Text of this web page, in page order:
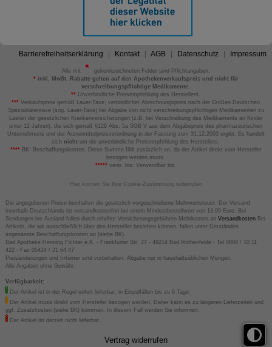
Barrierefreiheitserklärung Kontakt AGB Datenschutz Impressum
Alle mit
gekennzeichneten Felder sind Pflichtangaben.
*inkl. MwSt. Rabatte gelten auf den Apothekenverkaufspreis und nicht für
verschreibungspflichtige Medikamente.
** Unverbindliche Preisempfehlung des Herstellers.
*** Verkaufspreis gemäß Lauer-Taxe; verbindlicher Abrechnungspreis nach der Großen Deutschen
Spezialitätentaxe (sog. Lauer-Taxe) bei Abgabe von nicht verschreibungspflichtigen Medikamenten zu
Lasten der gesetzlichen Krankenversicherungen (z.B. bei Verschreibung des Medikaments an Kinder
unter 12 Jahren), die sich gemäß §129 Abs. 5a SGB V aus dem Abgabepreis des pharmazeutischen
Unternehmens und der Arzneimittelpreisverordnung in der Fassung zum 31.12.2003 ergibt. Es handelt
sich nicht um die unverbindliche Preisempfehlung des Herstellers.
****BK: Beschaffungskosten. Diese Summe fällt zusätzlich an, da der Artikel direkt vom Hersteller
bezogen werden muss.
*****verw. bis: Verwendbar bis.
Hier können Sie Ihre Cookie-Zustimmung widerrufen
Die angegebenen Preise beinhalten die gesetzlich vorgeschriebene Mehrwertsteuer. Der Versand
innerhalb Deutschlands ist versandkostenfrei bei einem Mindestbestellwert von 13,99 Euro. Bei
Sendungen ins Ausland fallen durch erhöhte Versicherungsgebühren Mehrkosten an VersandkostenBei
Artikeln, die wir ausschließlich über den Hersteller beziehen können, fallen unter Umständen
sogenannte Beschaffungskosten an (siehe BK).
Bad Apotheke Henning Fichter e.K. - Frankfurter Str. 27 - 49214 Bad Rothenfelde - Tel 0800 / 10 11
422 - Fax 05424 / 21 64 47
Preisänderungen und Irrtümer sind vorbehalten. Abgabe nur in haushaltsüblichen Mengen.
Alle Angaben ohne Gewähr.
Verfügbarkeit:
Der Artikel ist in der Regel sofort lieferbar, in Einzelfällen bis zu 6 Tage.
Der Artikel muss direkt vom Hersteller bezogen werden. Daher kann es zu längeren Lieferzeiten und
ggf. Zusatzkosten (siehe BK) kommen. In diesem Fall werden Sie informiert.
Der Artikel ist derzeit nicht lieferbar.
Vertrag widerrufen